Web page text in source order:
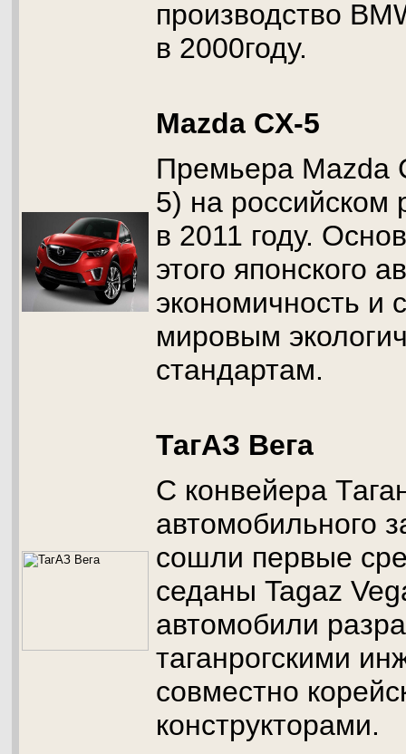
производство
в 2000году.
Mazda CX-5
Премьера Mazda
5) на
в 2011 году.
этого японского
экономичность и
мировым
стандартам.
ТагАЗ Вега
С конвейера
автомобильного
сошли первые
седаны Tagaz
автомобили
таганрогскими
совместно
конструкторами.